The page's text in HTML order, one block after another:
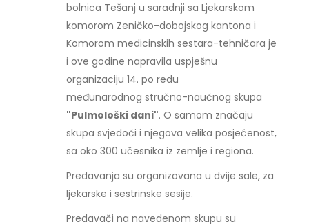
bolnica Tešanj u saradnji sa Ljekarskom
komorom Zeničko-dobojskog kantona i
Komorom medicinskih sestara-tehničara je
i ove godine napravila uspješnu
organizaciju 14. po redu
međunarodnog stručno-naučnog skupa
"Pulmološki dani". O samom značaju
skupa svjedoči i njegova velika posjećenost,
sa oko 300 učesnika iz zemlje i regiona.
Predavanja su organizovana u dvije sale, za
ljekarske i sestrinske sesije.
Predavači na navedenom skupu su